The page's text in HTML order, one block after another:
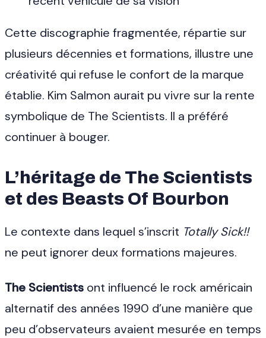
Cette discographie fragmentée, répartie sur
plusieurs décennies et formations, illustre une
créativité qui refuse le confort de la marque
établie. Kim Salmon aurait pu vivre sur la rente
symbolique de The Scientists. Il a préféré
continuer à bouger.
L’héritage de The Scientists
et des Beasts Of Bourbon
Le contexte dans lequel s’inscrit Totally Sick!!
ne peut ignorer deux formations majeures.
The Scientists ont influencé le rock américain
alternatif des années 1990 d’une manière que
peu d’observateurs avaient mesurée en temps